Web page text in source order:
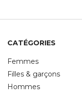
CATÉGORIES
Femmes
Filles & garçons
Hommes